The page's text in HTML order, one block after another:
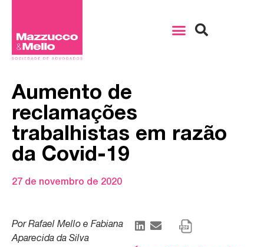
Aumento de
reclamações
trabalhistas em razão
da Covid-19
27 de novembro de 2020
Por Rafael Mello e Fabiana
Aparecida da Silva